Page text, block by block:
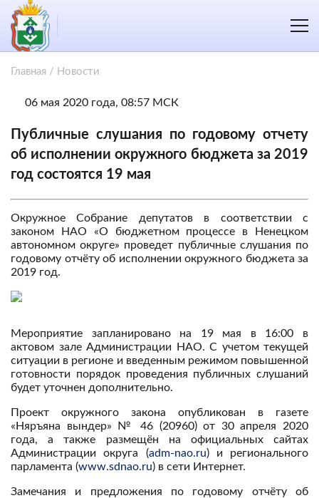
Главная / Новости
06 мая 2020 года, 08:57 МСК
Публичные слушания по годовому отчету
об исполнении окружного бюджета за 2019
год состоятся 19 мая
Окружное Собрание депутатов в соответствии с
законом НАО «О бюджетном процессе в Ненецком
автономном округе» проведет публичные слушания по
годовому отчёту об исполнении окружного бюджета за
2019 год.
Мероприятие запланировано на 19 мая в 16:00 в
актовом зале Администрации НАО. С учетом текущей
ситуации в регионе и введенным режимом повышенной
готовности порядок проведения публичных слушаний
будет уточнен дополнительно.
Проект окружного закона опубликован в газете
«Няръяна вындер» № 46 (20960) от 30 апреля 2020
года, а также размещён на официальных сайтах
Администрации округа (adm-nao.ru) и регионального
парламента (www.sdnao.ru) в сети Интернет.
Замечания и предложения по годовому отчёту об